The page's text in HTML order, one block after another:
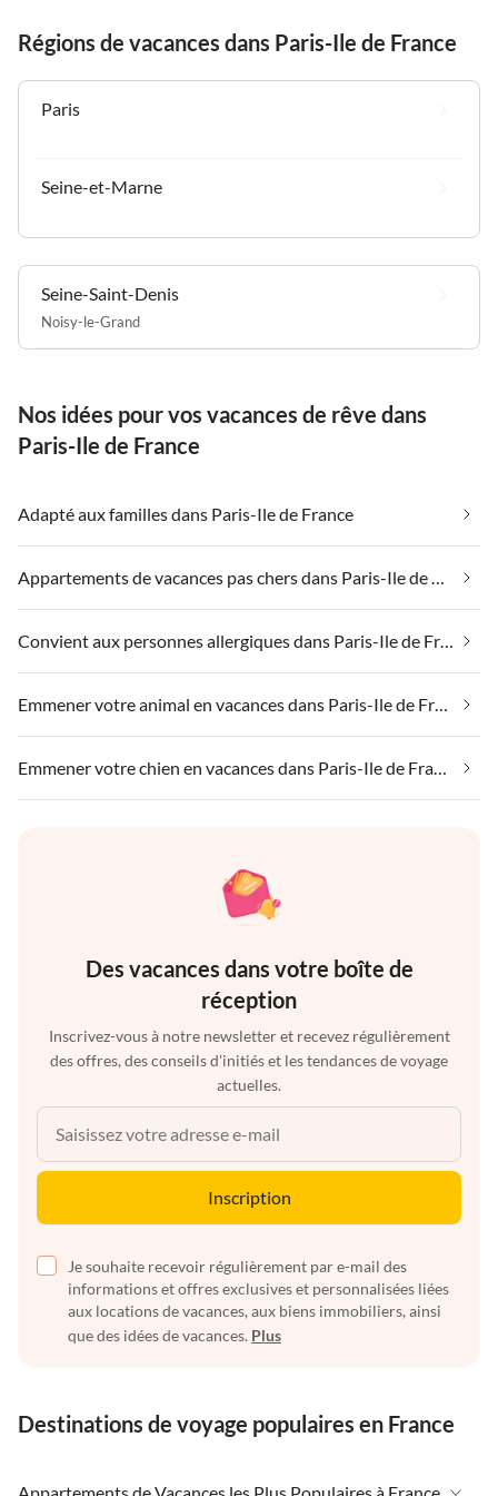
und ein Handtuch. Ich weiß
nicht, ob das üblich ist, aber
in anderen VRBO-
Unterkünften, in denen ich
Leider entsprach dieser
Régions de vacances dans Paris-Ile de France
Paris
Seine-et-Marne
Seine-Saint-Denis
Noisy-le-Grand
Nos idées pour vos vacances de rêve dans
Paris-Ile de France
Adapté aux familles dans Paris-Ile de France
Appartements de vacances pas chers dans Paris-Ile de France
Convient aux personnes allergiques dans Paris-Ile de France
Emmener votre animal en vacances dans Paris-Ile de France
Emmener votre chien en vacances dans Paris-Ile de France
Des vacances dans votre boîte de
réception
Inscrivez-vous à notre newsletter et recevez régulièrement
des offres, des conseils d'initiés et les tendances de voyage
actuelles.
Inscription
Je souhaite recevoir régulièrement par e-mail des
informations et offres exclusives et personnalisées liées
aux locations de vacances, aux biens immobiliers, ainsi
que des idées de vacances. Plus
Destinations de voyage populaires en France